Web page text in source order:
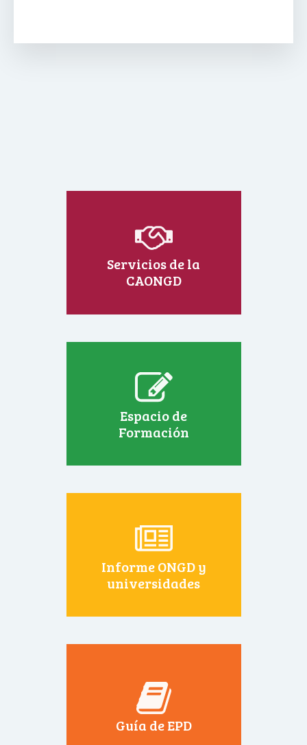
Servicios de la
CAONGD
Espacio de
Formación
Informe ONGD y
universidades
Guía de EPD